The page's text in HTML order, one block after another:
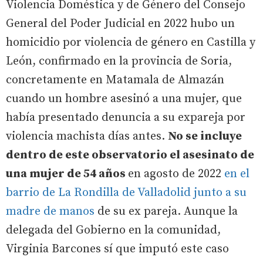
Violencia Doméstica y de Género del Consejo
General del Poder Judicial en 2022 hubo un
homicidio por violencia de género en Castilla y
León, confirmado en la provincia de Soria,
concretamente en Matamala de Almazán
cuando un hombre asesinó a una mujer, que
había presentado denuncia a su expareja por
violencia machista días antes. No se incluye
dentro de este observatorio el asesinato de
una mujer de 54 años en agosto de 2022 en el
barrio de La Rondilla de Valladolid junto a su
madre de manos de su ex pareja. Aunque la
delegada del Gobierno en la comunidad,
Virginia Barcones sí que imputó este caso